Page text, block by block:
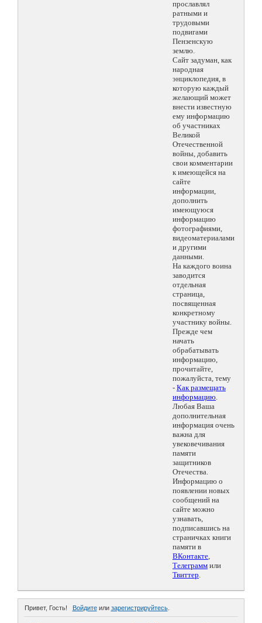
прославлял
ратными и
трудовыми
подвигами
Пензенскую
землю.
Сайт задуман, как
народная
энциклопедия, в
которую каждый
желающий может
внести известную
ему информацию
об участниках
Великой
Отечественной
войны, добавить
свои комментарии
к имеющейся на
сайте
информации,
дополнить
имеющуюся
информацию
фотографиями,
видеоматериалами
и другими
данными.
На каждого воина
заводится
отдельная
страница,
посвященная
конкретному
участнику войны.
Прежде чем
начать
обрабатывать
информацию,
прочитайте,
пожалуйста, тему
- Как размещать
информацию.
Любая Ваша
дополнительная
информация очень
важна для
увековечивания
памяти
защитников
Отечества.
Информацию о
появлении новых
сообщений на
сайте можно
узнавать,
подписавшись на
страничках книги
памяти в
ВКонтакте,
Телеграмм или
Твиттер.
Привет, Гость! Войдитеили зарегистрируйтесь.